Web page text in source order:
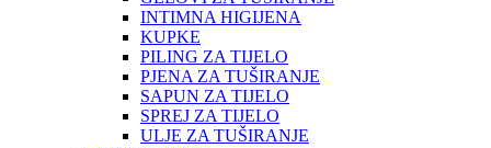
INTIMNA HIGIJENA
KUPKE
PILING ZA TIJELO
PJENA ZA TUŠIRANJE
SAPUN ZA TIJELO
SPREJ ZA TIJELO
ULJE ZA TUŠIRANJE